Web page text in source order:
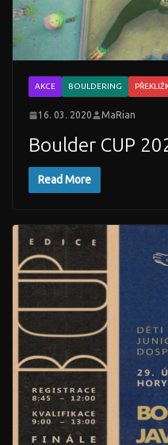
AKCE BOULDERING
16. 03. 2020 MaRian
Boulder CUP
Read More